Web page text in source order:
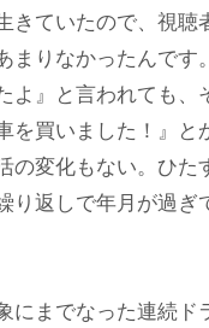
きていたので、視聴
まりなかったんです
よ』と言われても、
を買いました！』と
の変化もない。ひ
り返しで年月が過ぎ
にまでなった連続ド